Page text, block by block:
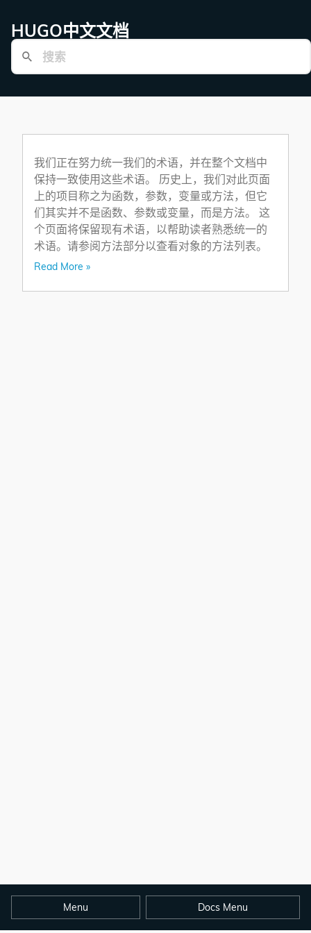
HUGO中文文档
我们正在努力统一我们的术语，并在整个文档中
保持一致使用这些术语。 历史上，我们对此页面
上的项目称之为函数，参数，变量或方法，但它
们其实并不是函数、参数或变量，而是方法。 这
个页面将保留现有术语，以帮助读者熟悉统一的
术语。请参阅方法部分以查看对象的方法列表。
Read More »
Menu Docs Menu